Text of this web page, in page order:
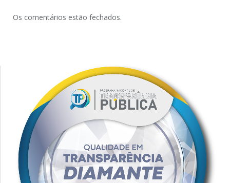
Os comentários estão fechados.